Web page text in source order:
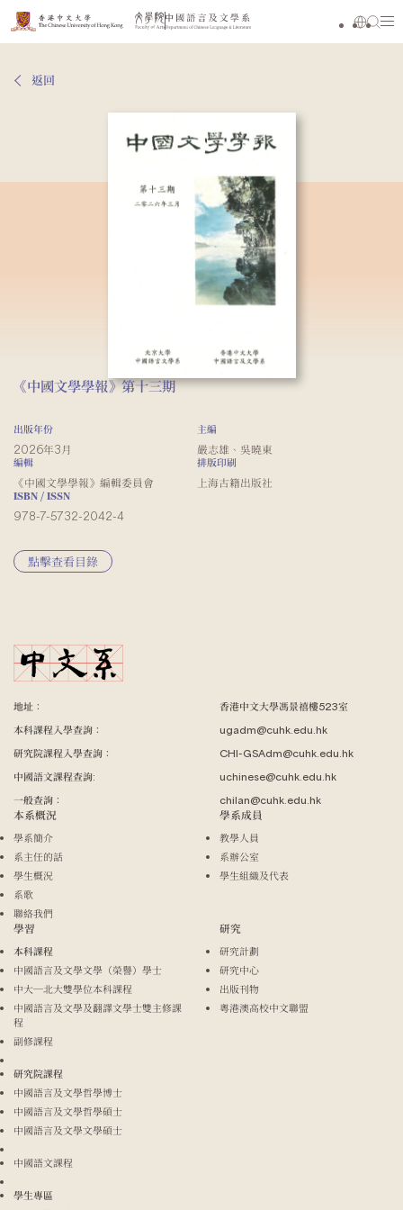
返回
《中國文學學報》第十三期
出版年份
2026年3月
主編
嚴志雄、吳曉東
編輯
《中國文學學報》編輯委員會
排版印刷
上海古籍出版社
ISBN / ISSN
978-7-5732-2042-4
點擊查看目錄
地址：
香港中文大學馮景禧樓523室
本科課程入學查詢：
ugadm@cuhk.edu.hk
研究院課程入學查詢：
CHI-GSAdm@cuhk.edu.hk
中國語文課程查詢:
uchinese@cuhk.edu.hk
一般查詢：
chilan@cuhk.edu.hk
本系概況
學系簡介
系主任的話
學生概況
系歌
聯絡我們
學系成員
教學人員
系辦公室
學生組織及代表
學習
本科課程
中國語言及文學文學（榮譽）學士
中大─北大雙學位本科課程
中國語言及文學及翻譯文學士雙主修課
程
副修課程
研究院課程
中國語言及文學哲學博士
中國語言及文學哲學碩士
中國語言及文學文學碩士
中國語文課程
學生專區
研究
研究計劃
研究中心
出版刊物
粵港澳高校中文聯盟